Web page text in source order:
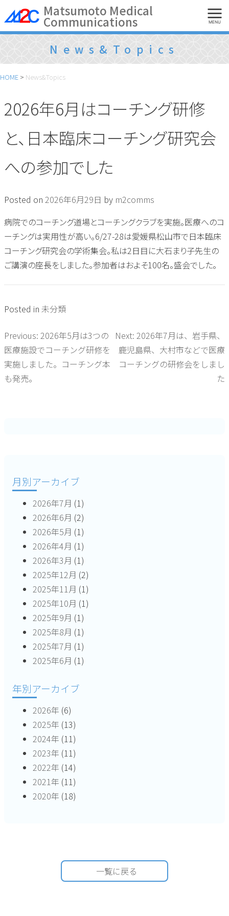
Skip
to
content
Matsumoto Medical
Communications MENU
News&Topics
HOME > News&Topics
2026年6月はコーチング研修
と、日本臨床コーチング研究会
への参加でした
Posted on 2026年6月29日 by m2comms
病院でのコーチング道場とコーチングクラブを実施。医療へのコ
ーチングは実用性が高い。6/27-28は愛媛県松山市で日本臨床
コーチング研究会の学術集会。私は2日目に大石まり子先生の
ご講演の座長をしました。参加者はおよそ100名。盛会でした。
Posted in 未分類
投
稿
ナ
ョ
Previous: 2026年5月は3つの
医療施設でコーチング研修を
実施しました。コーチング本
も発売。
Next: 2026年7月は、岩手県、
鹿児島県、大村市などで医療
コーチングの研修会をしまし
た
月別アーカイブ
2026年7月 (1)
2026年6月 (2)
2026年5月 (1)
2026年4月 (1)
2026年3月 (1)
2025年12月 (2)
2025年11月 (1)
2025年10月 (1)
2025年9月 (1)
2025年8月 (1)
2025年7月 (1)
2025年6月 (1)
年別アーカイブ
2026年 (6)
2025年 (13)
2024年 (11)
2023年 (11)
2022年 (14)
2021年 (11)
2020年 (18)
一覧に戻る